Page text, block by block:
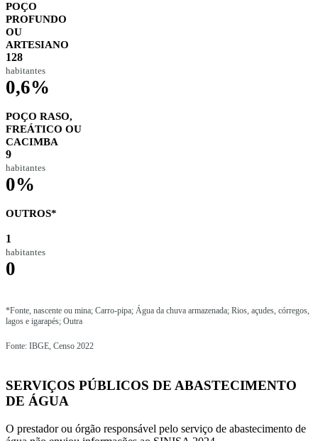
POÇO
PROFUNDO
OU
ARTESIANO
128
habitantes
0,6%
POÇO RASO,
FREÁTICO OU
CACIMBA
9
habitantes
0%
OUTROS*
1
habitantes
0
*Fonte, nascente ou mina; Carro-pipa; Água da chuva armazenada; Rios, açudes, córregos,
lagos e igarapés; Outra
Fonte: IBGE, Censo 2022
SERVIÇOS PÚBLICOS DE ABASTECIMENTO
DE ÁGUA
O prestador ou órgão responsável pelo serviço de abastecimento de